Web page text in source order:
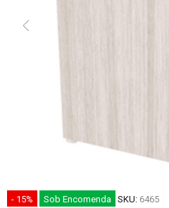
- 15% Sob Encomenda SKU: 6465